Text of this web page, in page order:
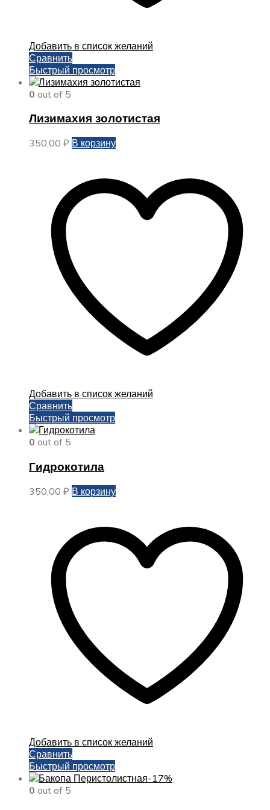
Добавить в список желаний
Сравнить
Быстрый просмотр
0 out of 5
Лизимахия золотистая
350,00 ₽ В корзину
Добавить в список желаний
Сравнить
Быстрый просмотр
0 out of 5
Гидрокотила
350,00 ₽ В корзину
Добавить в список желаний
Сравнить
Быстрый просмотр
-17%
0 out of 5